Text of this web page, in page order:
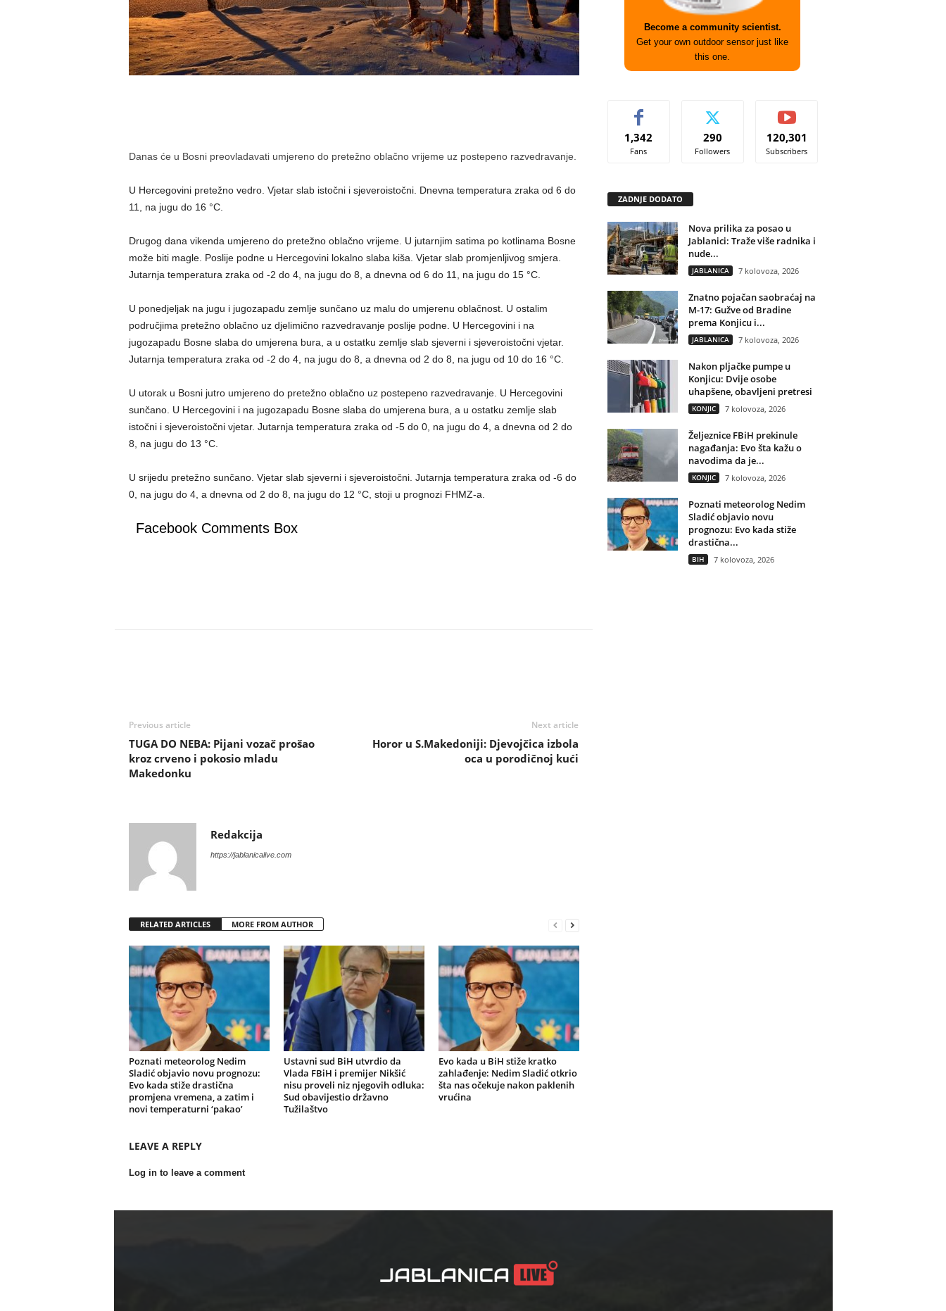
Danas će u Bosni preovladavati umjereno do pretežno oblačno vrijeme uz postepeno razvedravanje.
U Hercegovini pretežno vedro. Vjetar slab istočni i sjeveroistočni. Dnevna temperatura zraka od 6 do
11, na jugu do 16 °C.
Drugog dana vikenda umjereno do pretežno oblačno vrijeme. U jutarnjim satima po kotlinama Bosne
može biti magle. Poslije podne u Hercegovini lokalno slaba kiša. Vjetar slab promjenljivog smjera.
Jutarnja temperatura zraka od -2 do 4, na jugu do 8, a dnevna od 6 do 11, na jugu do 15 °C.
U ponedjeljak na jugu i jugozapadu zemlje sunčano uz malu do umjerenu oblačnost. U ostalim
područjima pretežno oblačno uz djelimično razvedravanje poslije podne. U Hercegovini i na
jugozapadu Bosne slaba do umjerena bura, a u ostatku zemlje slab sjeverni i sjeveroistočni vjetar.
Jutarnja temperatura zraka od -2 do 4, na jugu do 8, a dnevna od 2 do 8, na jugu od 10 do 16 °C.
U utorak u Bosni jutro umjereno do pretežno oblačno uz postepeno razvedravanje. U Hercegovini
sunčano. U Hercegovini i na jugozapadu Bosne slaba do umjerena bura, a u ostatku zemlje slab
istočni i sjeveroistočni vjetar. Jutarnja temperatura zraka od -5 do 0, na jugu do 4, a dnevna od 2 do
8, na jugu do 13 °C.
U srijedu pretežno sunčano. Vjetar slab sjeverni i sjeveroistočni. Jutarnja temperatura zraka od -6 do
0, na jugu do 4, a dnevna od 2 do 8, na jugu do 12 °C, stoji u prognozi FHMZ-a.
Facebook Comments Box
Previous article
TUGA DO NEBA: Pijani vozač prošao
kroz crveno i pokosio mladu
Makedonku
Next article
Horor u S.Makedoniji: Djevojčica izbola
oca u porodičnoj kući
Redakcija
https://jablanicalive.com
RELATED ARTICLES MORE FROM AUTHOR
Poznati meteorolog Nedim
Sladić objavio novu prognozu:
Evo kada stiže drastična
promjena vremena, a zatim i
novi temperaturni ‘pakao’
Ustavni sud BiH utvrdio da
Vlada FBiH i premijer Nikšić
nisu proveli niz njegovih odluka:
Sud obavijestio državno
Tužilaštvo
Evo kada u BiH stiže kratko
zahlađenje: Nedim Sladić otkrio
šta nas očekuje nakon paklenih
vrućina
LEAVE A REPLY
Log in to leave a comment
Become a community scientist.
Get your own outdoor sensor just like
this one.
1,342
Fans
290
Followers
120,301
Subscribers
ZADNJE DODATO
Nova prilika za posao u
Jablanici: Traže više radnika i
nude...
JABLANICA 7 kolovoza, 2026
Znatno pojačan saobraćaj na
M-17: Gužve od Bradine
prema Konjicu i...
JABLANICA 7 kolovoza, 2026
Nakon pljačke pumpe u
Konjicu: Dvije osobe
uhapšene, obavljeni pretresi
KONJIC 7 kolovoza, 2026
Željeznice FBiH prekinule
nagađanja: Evo šta kažu o
navodima da je...
KONJIC 7 kolovoza, 2026
Poznati meteorolog Nedim
Sladić objavio novu
prognozu: Evo kada stiže
drastična...
BIH 7 kolovoza, 2026